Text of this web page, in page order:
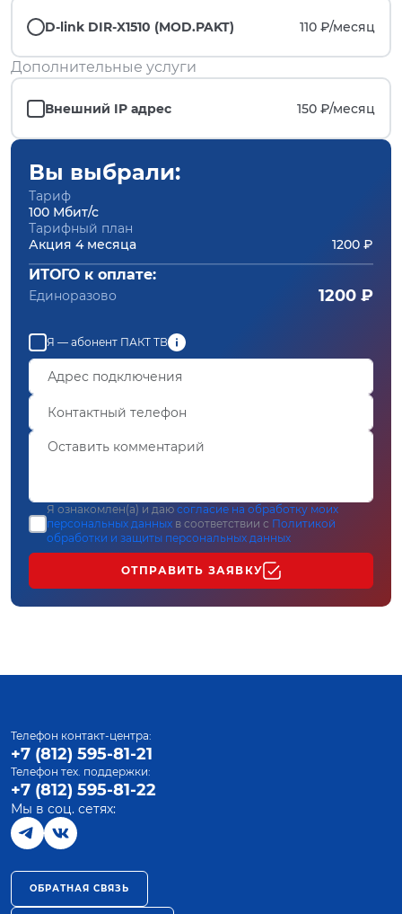
D-link DIR-X1510 (MOD.PAKT) 110 ₽/месяц
Дополнительные услуги
Внешний IP адрес 150 ₽/месяц
Вы выбрали:
Тариф
100 Мбит/с
Тарифный план
Акция 4 месяца
1200 ₽
ИТОГО к оплате:
Единоразово 1200 ₽
Я — абонент ПАКТ ТВ
Я ознакомлен(а) и даю согласие на обработку моих
персональных данных в соответствии с Политикой
обработки и защиты персональных данных
ОТПРАВИТЬ ЗАЯВКУ
Телефон контакт-центра:
+7 (812) 595-81-21
Телефон тех. поддержки:
+7 (812) 595-81-22
Мы в соц. сетях:
ОБРАТНАЯ СВЯЗЬ